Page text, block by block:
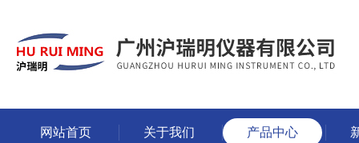
网站首页 关于我们 产品中心